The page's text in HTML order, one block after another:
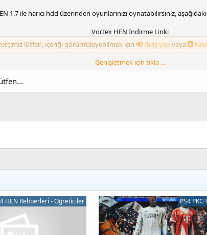
1.7 ile harici hdd üzerinden oyunlarınızı oynatabilirsiniz,
Vortex HEN İndirme Linki
lütfen, içeriği görüntüleyebilmek için
Giriş yapveya
Genişletmek için tıkla ...
HEN Rehberleri - Öğreticiler PS4